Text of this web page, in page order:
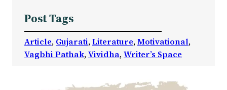
Post Tags
Article, Gujarati, Literature, Motivational
Vagbhi Pathak, Vividha, Writer’s Space